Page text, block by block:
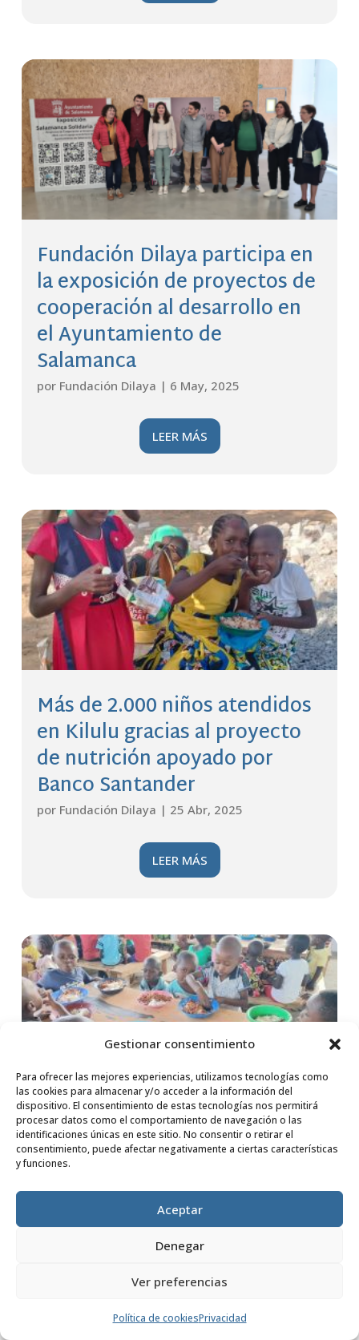
Gestionar consentimiento
Para ofrecer las mejores experiencias, utilizamos tecnologías como
las cookies para almacenar y/o acceder a la información del
dispositivo. El consentimiento de estas tecnologías nos permitirá
procesar datos como el comportamiento de navegación o las
identificaciones únicas en este sitio. No consentir o retirar el
consentimiento, puede afectar negativamente a ciertas características
y funciones.
Aceptar
Denegar
Ver preferencias
Política de cookiesPrivacidad
Fundación Dilaya participa en
la exposición de proyectos de
cooperación al desarrollo en
el Ayuntamiento de
Salamanca
por Fundación Dilaya | 6 May, 2025
LEER MÁS
Más de 2.000 niños atendidos
en Kilulu gracias al proyecto
de nutrición apoyado por
Banco Santander
por Fundación Dilaya | 25 Abr, 2025
LEER MÁS
La Fundación Mutua
Madrileña impulsa un
proyecto de salud y nutrición
LEER MÁS